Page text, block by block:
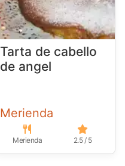
Tarta de cabello
de angel
Merienda
Merienda 2.5 / 5